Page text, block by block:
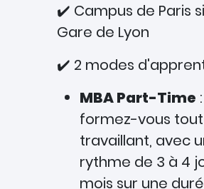
✔️ Campus de Paris
Gare de Lyon
✔️ 2 modes
MBA Part-Time :
formez-vous
travaillant, avec
rythme de 3 à 4
mois sur une